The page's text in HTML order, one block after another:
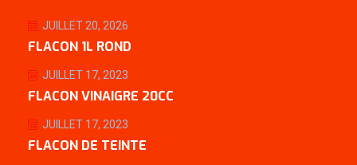
JUILLET 20, 2026
FLACON 1L ROND
JUILLET 17, 2023
FLACON VINAIGRE 20CC
JUILLET 17, 2023
FLACON DE TEINTE